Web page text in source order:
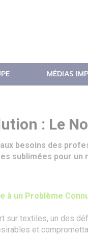
MÉDIAS
: Le
besoins des
sublimées pour un
à un Problème
sur textiles, un des
et